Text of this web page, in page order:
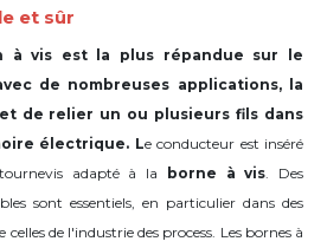
et sûr
à vis est la plus répandue sur le
de nombreuses applications, la
de relier un ou plusieurs fils dans
électrique. Le conducteur est inséré
adapté à la
borne à vis. Des
sont essentiels, en particulier dans des
de l'industrie des process. Les bornes à